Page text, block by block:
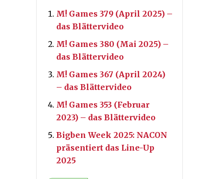
M! Games 379 (April 2025) –
das Blättervideo
M! Games 380 (Mai 2025) –
das Blättervideo
M! Games 367 (April 2024)
– das Blättervideo
M! Games 353 (Februar
2023) – das Blättervideo
Bigben Week 2025: NACON
präsentiert das Line-Up
2025